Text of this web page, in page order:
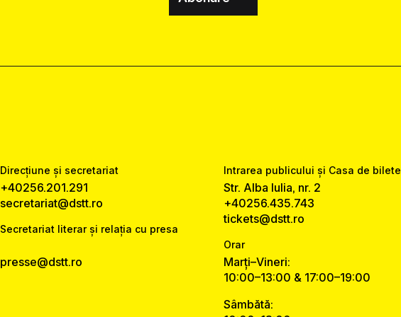
Direcțiune și secretariat
+40256.201.291
secretariat@dstt.ro
Secretariat literar și relația cu presa
presse@dstt.ro
Intrarea publicului și Casa de bilete
Str. Alba Iulia, nr. 2
+40256.435.743
tickets@dstt.ro
Orar
Marți–Vineri:
10:00–13:00 & 17:00–19:00
Sâmbătă: